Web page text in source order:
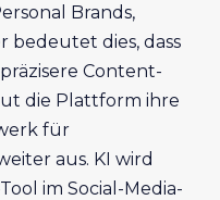
Brands,
dies, dass
Content-
die Plattform ihre
für
aus. KI wird
im Social-Media-